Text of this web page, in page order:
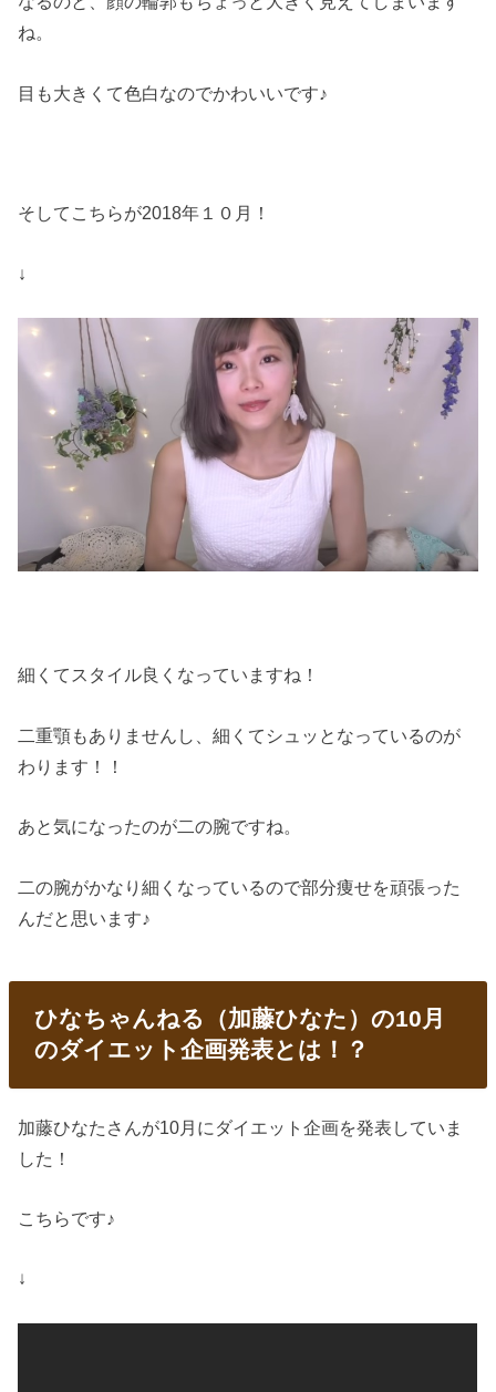
ね。
目も大きくて色白なのでかわいいです♪
そしてこちらが2018年１０月！
↓
細くてスタイル良くなっていますね！
二重顎もありませんし、細くてシュッとなっているのが
わります！！
あと気になったのが二の腕ですね。
二の腕がかなり細くなっているので部分痩せを頑張った
んだと思います♪
ひなちゃんねる（加藤ひなた）の10月
のダイエット企画発表とは！？
加藤ひなたさんが10月にダイエット企画を発表していま
した！
こちらです♪
↓